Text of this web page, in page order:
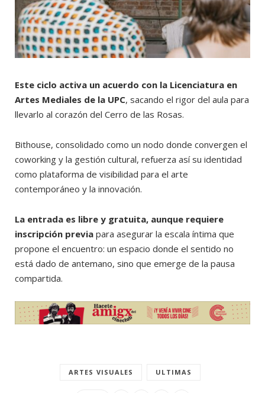
Este ciclo activa un acuerdo con la Licenciatura en
Artes Mediales de la UPC, sacando el rigor del aula para
llevarlo al corazón del Cerro de las Rosas.
Bithouse, consolidado como un nodo donde convergen el
coworking y la gestión cultural, refuerza así su identidad
como plataforma de visibilidad para el arte
contemporáneo y la innovación.
La entrada es libre y gratuita, aunque requiere
inscripción previa para asegurar la escala íntima que
propone el encuentro: un espacio donde el sentido no
está dado de antemano, sino que emerge de la pausa
compartida.
ARTES VISUALES ULTIMAS